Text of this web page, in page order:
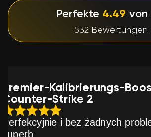
Perfekte 4.49 von
532 Bewertungen
Boost in
problemów